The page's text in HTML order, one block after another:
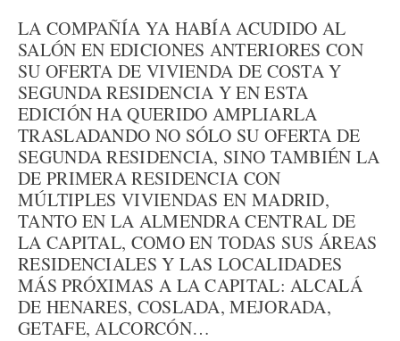
LA COMPAÑÍA YA HABÍA ACUDIDO AL
SALÓN EN EDICIONES ANTERIORES CON
SU OFERTA DE VIVIENDA DE COSTA Y
SEGUNDA RESIDENCIA Y EN ESTA
EDICIÓN HA QUERIDO AMPLIARLA
TRASLADANDO NO SÓLO SU OFERTA DE
SEGUNDA RESIDENCIA, SINO TAMBIÉN LA
DE PRIMERA RESIDENCIA CON
MÚLTIPLES VIVIENDAS EN MADRID,
TANTO EN LA ALMENDRA CENTRAL DE
LA CAPITAL, COMO EN TODAS SUS ÁREAS
RESIDENCIALES Y LAS LOCALIDADES
MÁS PRÓXIMAS A LA CAPITAL: ALCALÁ
DE HENARES, COSLADA, MEJORADA,
GETAFE, ALCORCÓN…